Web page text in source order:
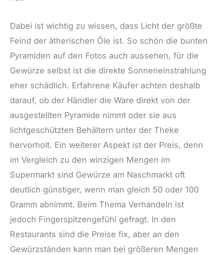
Dabei ist wichtig zu wissen, dass Licht der größte
Feind der ätherischen Öle ist. So schön die bunten
Pyramiden auf den Fotos auch aussehen, für die
Gewürze selbst ist die direkte Sonneneinstrahlung
eher schädlich. Erfahrene Käufer achten deshalb
darauf, ob der Händler die Ware direkt von der
ausgestellten Pyramide nimmt oder sie aus
lichtgeschützten Behältern unter der Theke
hervorholt. Ein weiterer Aspekt ist der Preis, denn
im Vergleich zu den winzigen Mengen im
Supermarkt sind Gewürze am Naschmarkt oft
deutlich günstiger, wenn man gleich 50 oder 100
Gramm abnimmt. Beim Thema Verhandeln ist
jedoch Fingerspitzengefühl gefragt. In den
Restaurants sind die Preise fix, aber an den
Gewürzständen kann man bei größeren Mengen